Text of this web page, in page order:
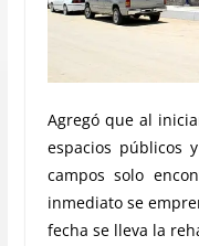
Agregó que al
espacios públicos
campos solo
inmediato se
fecha se lleva la